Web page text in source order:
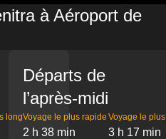
à Aéroport de
long
Départs de
l’après-midi
Voyage le plus rapide
2 h 38 min
Voyage le
3 h 17 min